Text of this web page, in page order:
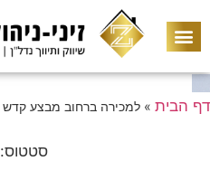
דף הבית » למכירה ברחוב מבצע קדש 27 שדרות
סטטוס: